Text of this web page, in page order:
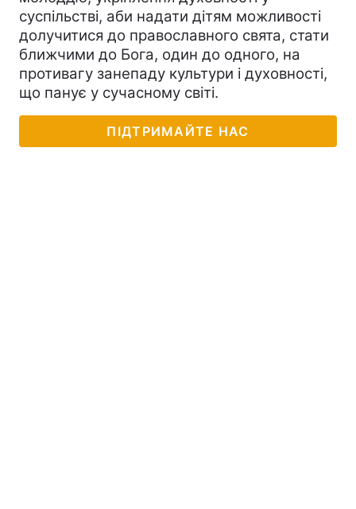
суспільстві, аби надати дітям можливості
долучитися до православного свята, стати
ближчими до Бога, один до одного, на
противагу занепаду культури і духовності,
що панує у сучасному світі.
ПІДТРИМАЙТЕ НАС